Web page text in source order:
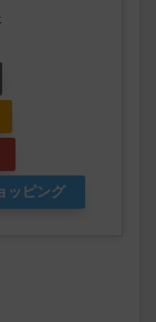
ッピング